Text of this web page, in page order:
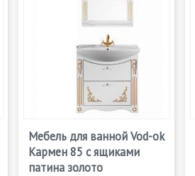
Мебель для ванной Vod-ok
Кармен 85 с ящиками
патина золото